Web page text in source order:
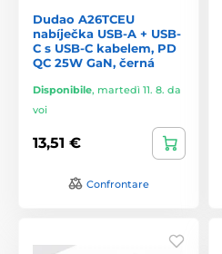
Dudao A26TCEU
nabíječka USB-A + USB-
C s USB-C kabelem, PD
QC 25W GaN, černá
Disponibile, martedì 11. 8. da
voi
13,51 €
Confrontare